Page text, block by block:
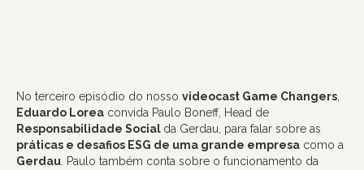
No terceiro episódio do nosso videocast Game Changers
Eduardo Lorea convida Paulo Boneff, Head de
Responsabilidade Social da Gerdau, para falar sobre as
práticas e desafios ESG de uma grande empresa como a
Gerdau . Paulo também conta sobre o funcionamento da